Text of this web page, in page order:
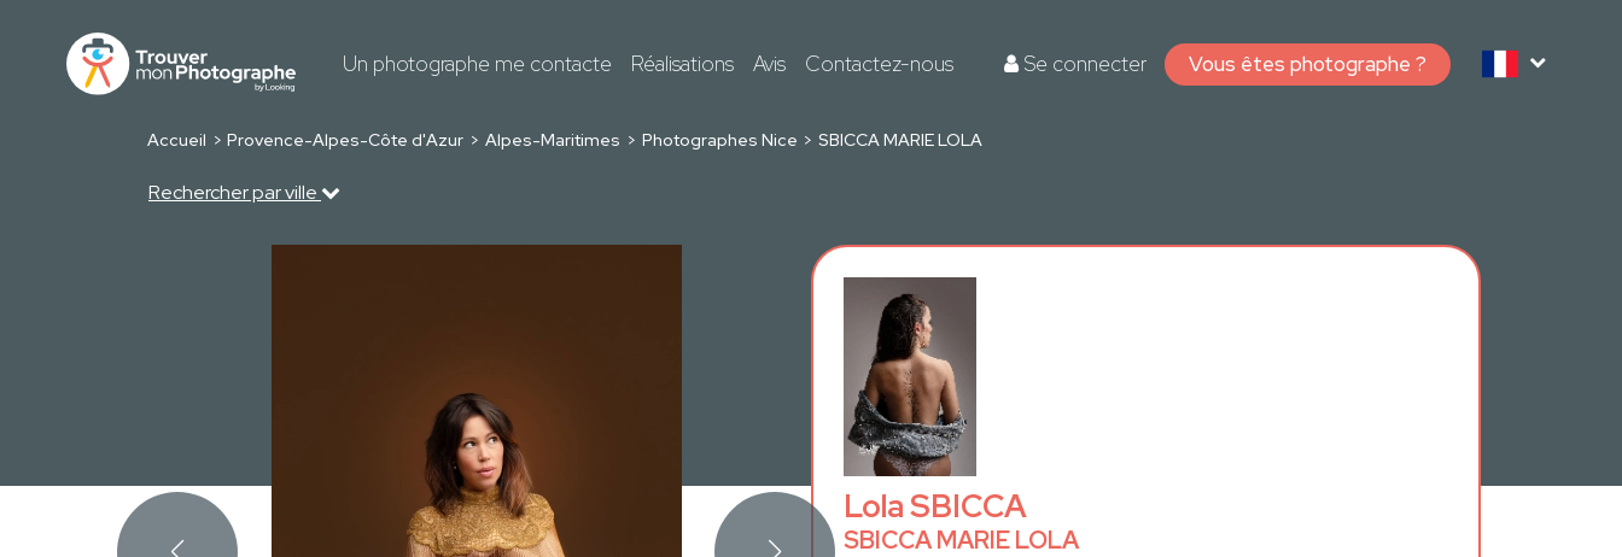
Un photographe me contacte Réalisations Avis Contactez-nous Se connecter Vous êtes photographe ?
Accueil Provence-Alpes-Côte d'Azur Alpes-Maritimes Photographes Nice SBICCA MARIE LOLA
Rechercher par ville
Lola SBICCA
SBICCA MARIE LOLA